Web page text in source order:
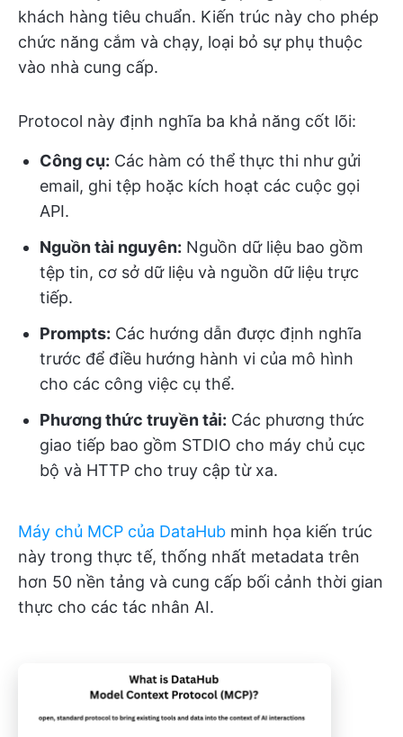
khách hàng tiêu chuẩn. Kiến trúc này cho phép
chức năng cắm và chạy, loại bỏ sự phụ thuộc
vào nhà cung cấp.
Protocol này định nghĩa ba khả năng cốt lõi:
Công cụ: Các hàm có thể thực thi như gửi
email, ghi tệp hoặc kích hoạt các cuộc gọi
API.
Nguồn tài nguyên: Nguồn dữ liệu bao gồm
tệp tin, cơ sở dữ liệu và nguồn dữ liệu trực
tiếp.
Prompts: Các hướng dẫn được định nghĩa
trước để điều hướng hành vi của mô hình
cho các công việc cụ thể.
Phương thức truyền tải: Các phương thức
giao tiếp bao gồm STDIO cho máy chủ cục
bộ và HTTP cho truy cập từ xa.
Máy chủ MCP của DataHub minh họa kiến trúc
này trong thực tế, thống nhất metadata trên
hơn 50 nền tảng và cung cấp bối cảnh thời gian
thực cho các tác nhân AI.